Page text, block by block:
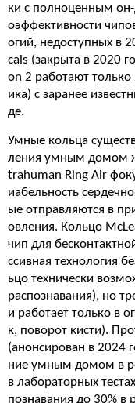
ки с полноценным
оэффективности
огий, недоступных в
cals (закрыта в 2020
on 2 работают только
ика) с заранее
де.
Умные кольца
ления умным домом
trahuman Ring Air
иабельность
ые отправляются в
овления. Кольцо
чип для
ссивная технология
ьцо технически
распознавания), но
и работает только в
к, поворот кисти).
(анонсирован в 2024
ние умным домом в
в лабораторных
познавания до 30% в